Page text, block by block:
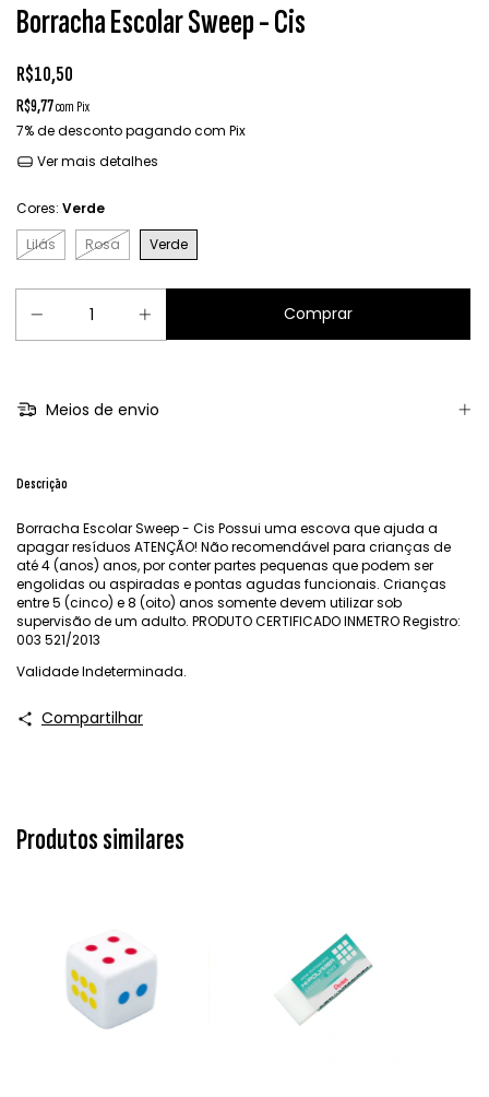
Borracha Escolar Sweep - Cis
R$10,50
R$9,77com Pix
7% de descontopagando com Pix
Ver mais detalhes
Cores: Verde
Lilás
Rosa Verde
Meios de envio
Descrição
Borracha Escolar Sweep - Cis Possui uma escova que ajuda a
apagar resíduos ATENÇÃO! Não recomendável para crianças de
até 4 (anos) anos, por conter partes pequenas que podem ser
engolidas ou aspiradas e pontas agudas funcionais. Crianças
entre 5 (cinco) e 8 (oito) anos somente devem utilizar sob
supervisão de um adulto. PRODUTO CERTIFICADO INMETRO Registro:
003 521/2013
Validade Indeterminada.
Compartilhar
Produtos similares